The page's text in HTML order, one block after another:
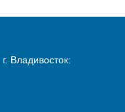
Владивосток: